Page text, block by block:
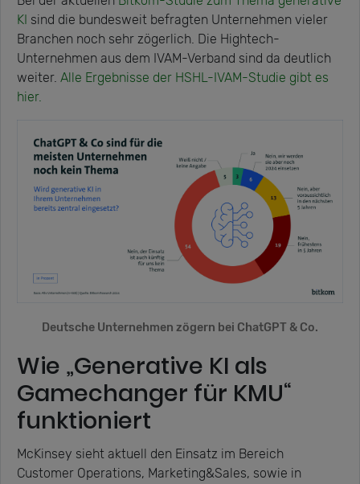
KI sind die bundesweit befragten Unternehmen vieler
Branchen noch sehr zögerlich. Die Hightech-
Unternehmen aus dem IVAM-Verband sind da deutlich
weiter. Alle Ergebnisse der HSHL-IVAM-Studie gibt es
hier.
Deutsche Unternehmen zögern bei ChatGPT & Co.
Wie „Generative KI als
Gamechanger für KMU“
funktioniert
McKinsey sieht aktuell den Einsatz im Bereich
Customer Operations, Marketing&Sales, sowie in